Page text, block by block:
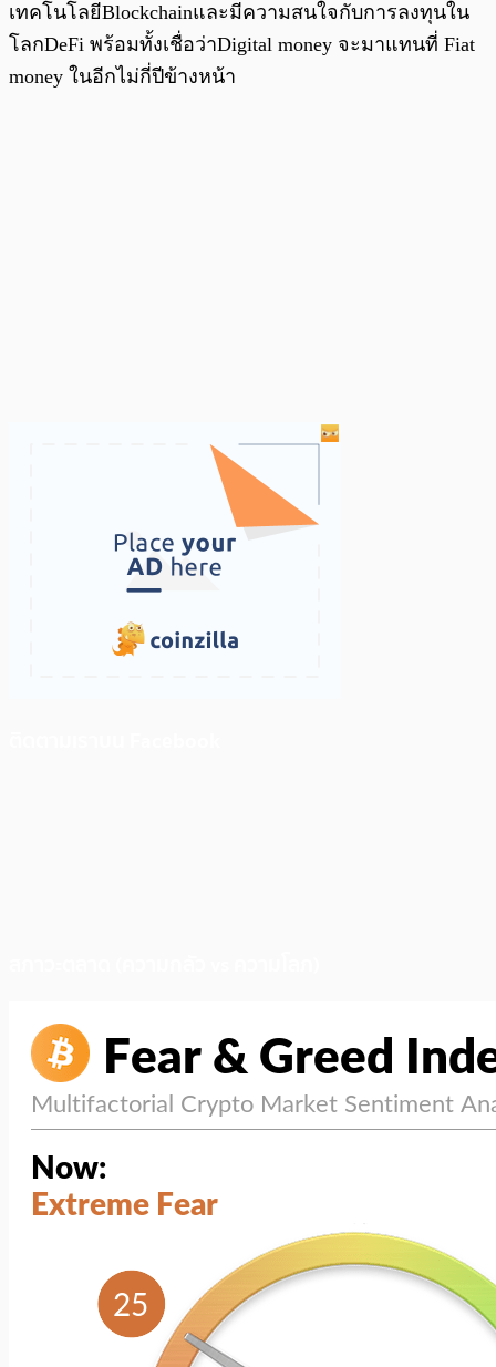
เทคโนโลยีBlockchainและมีความสนใจกับการลงทุนใน
โลกDeFi พร้อมทั้งเชื่อว่าDigital money จะมาแทนที่ Fiat
money ในอีกไม่กี่ปีข้างหน้า